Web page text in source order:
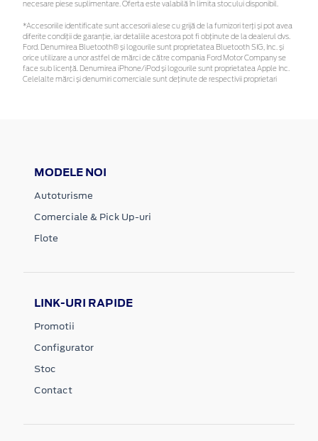
necesare piese suplimentare. Oferta este valabilă în limita stocului disponibil.
*Accesoriile identificate sunt accesorii alese cu grijă de la furnizori terți și pot avea
diferite condiții de garanție, iar detaliile acestora pot fi obținute de la dealerul dvs.
Ford. Denumirea Bluetooth® și logourile sunt proprietatea Bluetooth SIG, Inc. și
orice utilizare a unor astfel de mărci de către compania Ford Motor Company se
face sub licență. Denumirea iPhone/iPod și logourile sunt proprietatea Apple Inc.
Celelalte mărci și denumiri comerciale sunt deținute de respectivii proprietari
MODELE NOI
Autoturisme
Comerciale & Pick Up-uri
Flote
LINK-URI RAPIDE
Promotii
Configurator
Stoc
Contact